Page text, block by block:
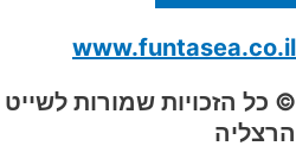
www.funtasea.co.il
© כל הזכויות שמורות
הרצליה